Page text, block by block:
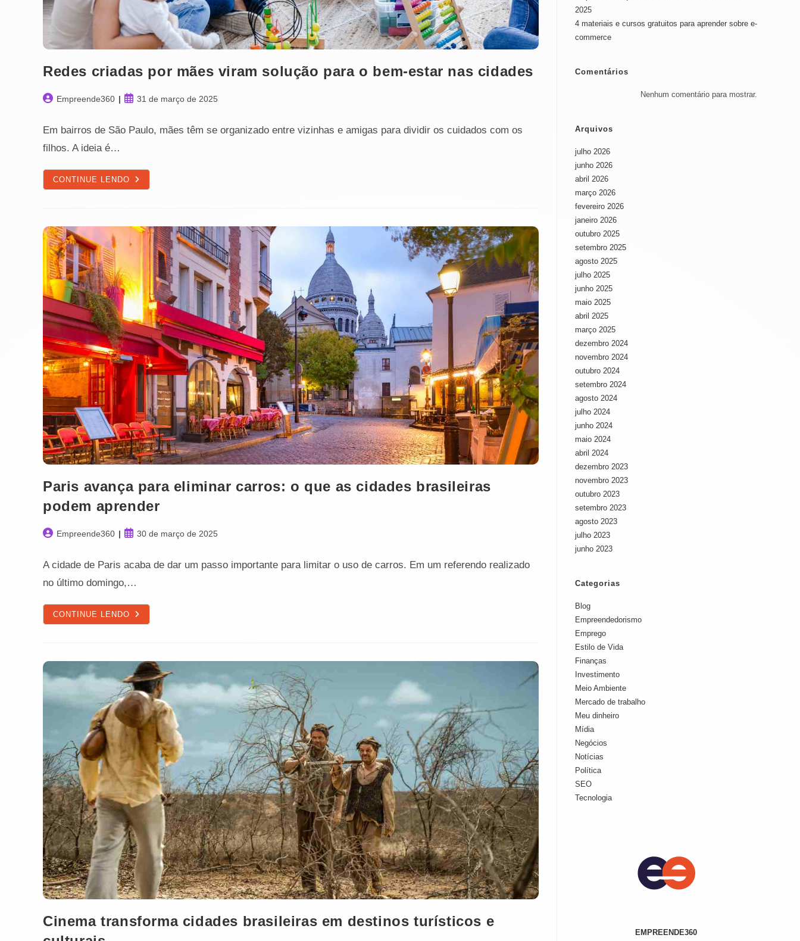
Redes criadas por mães viram solução para o bem-estar nas cidades
AutorEmpreende360
Post31 de março de 2025
Em bairros de São Paulo, mães têm se organizado entre vizinhas e amigas para dividir os cuidados com os
filhos. A ideia é…
CONTINUE LENDO REDES
CRIADAS
PARA
BEM-
ESTAR
CIDADES
Paris avança para eliminar carros: o que as cidades brasileiras
podem aprender
AutorEmpreende360
Post30 de março de 2025
A cidade de Paris acaba de dar um passo importante para limitar o uso de carros. Em um referendo realizado
no último domingo,…
CONTINUE LENDO PARIS
AVANÇA
QUE
AS
CIDADES
BRASILEIRAS
PODEM
APRENDER
Cinema transforma cidades brasileiras em destinos turísticos e
2025
4 materiais e cursos gratuitos para aprender sobre e-
commerce
Comentários
Nenhum comentário para mostrar.
Arquivos
julho 2026
junho 2026
abril 2026
março 2026
fevereiro 2026
janeiro 2026
outubro 2025
setembro 2025
agosto 2025
julho 2025
junho 2025
maio 2025
abril 2025
março 2025
dezembro 2024
novembro 2024
outubro 2024
setembro 2024
agosto 2024
julho 2024
junho 2024
maio 2024
abril 2024
dezembro 2023
novembro 2023
outubro 2023
setembro 2023
agosto 2023
julho 2023
junho 2023
Categorias
Blog
Empreendedorismo
Emprego
Estilo de Vida
Finanças
Investimento
Meio Ambiente
Mercado de trabalho
Meu dinheiro
Mídia
Negócios
Notícias
Política
SEO
Tecnologia
EMPREENDE360